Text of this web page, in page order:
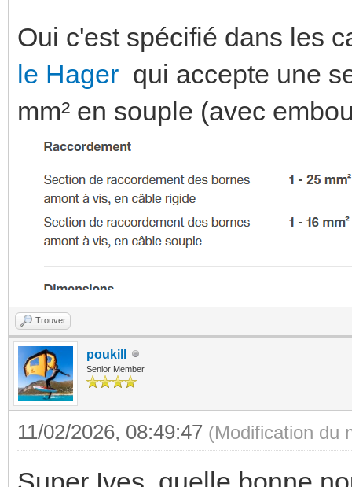
Oui c'est spécifié dans les
le Hager qui accepte une
mm² en souple (avec
Trouver
poukill
Senior Member
11/02/2026, 08:49:47 (Modification du